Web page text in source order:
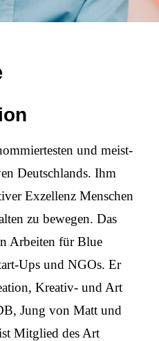
und meist­
Deutschlands. Ihm
Exzellenz Menschen
zu bewegen. Das
Arbeiten für Blue
Ups und NGOs. Er
Kreativ- und Art
Jung von Matt und
Mitglied des Art